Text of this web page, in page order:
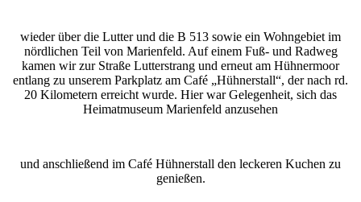
wieder über die Lutter und die B 513 sowie ein Wohngebiet im
nördlichen Teil von Marienfeld. Auf einem Fuß- und Radweg
kamen wir zur Straße Lutterstrang und erneut am Hühnermoor
entlang zu unserem Parkplatz am Café „Hühnerstall“, der nach rd.
20 Kilometern erreicht wurde. Hier war Gelegenheit, sich das
Heimatmuseum Marienfeld anzusehen
und anschließend im Café Hühnerstall den leckeren Kuchen zu
genießen.